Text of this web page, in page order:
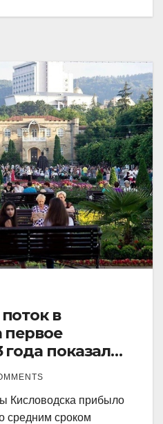
в
первое
года показал
21 процент.
Кисловодска прибыло
средним сроком